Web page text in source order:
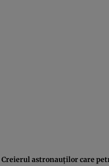
Creierul astronauţilor care